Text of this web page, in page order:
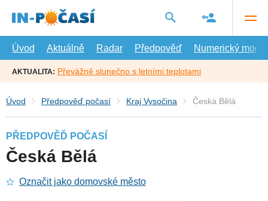
hlavní
Úvod
Aktuálně Radar Předpověď Numerický model
AKTUALITA: Převážně slunečno s letními teplotami
Úvod Předpověď počasí Kraj Vysočina Česká Bělá
PŘEDPOVĚĎ POČASÍ
Česká Bělá
Označit jako domovské město